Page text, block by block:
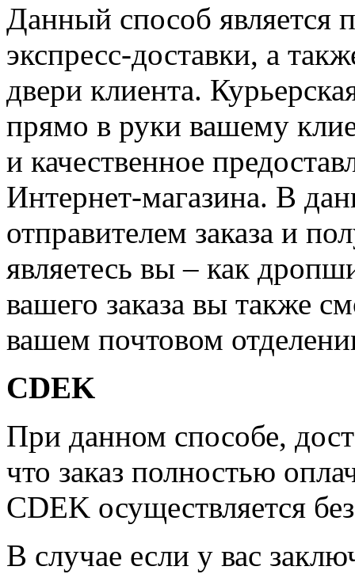
Данный способ является
экспресс-доставки, а
двери клиента.
прямо в руки вашему
и качественное
Интернет-магазина. В
отправителем заказа и
являетесь вы – как
вашего заказа вы также
вашем почтовом
CDEK
При данном способе,
что заказ полностью
CDEK осуществляется
В случае если у вас